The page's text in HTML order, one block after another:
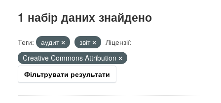
1 набір даних знайдено
Теги: аудит звіт
Ліцензії:
Creative Commons Attribution
Фільтрувати результати